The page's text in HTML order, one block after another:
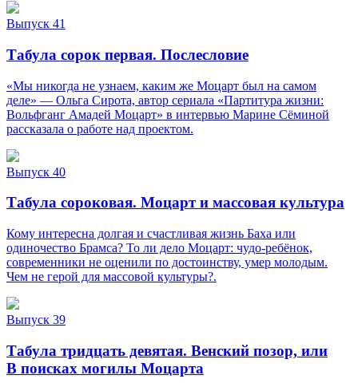
Выпуск 41
Табула сорок первая. Послесловие
«Мы никогда не узнаем, каким же Моцарт был на самом
деле» — Ольга Сирота, автор сериала «Партитура жизни:
Вольфганг Амадей Моцарт» в интервью Марине Сёминой
рассказала о работе над проектом.
Выпуск 40
Табула сороковая. Моцарт и массовая культура
Кому интересна долгая и счастливая жизнь Баха или
одиночество Брамса? То ли дело Моцарт: чудо-ребёнок,
современники не оценили по достоинству, умер молодым.
Чем не герой для массовой культуры?.
Выпуск 39
Табула тридцать девятая. Венский позор, или
В поисках могилы Моцарта